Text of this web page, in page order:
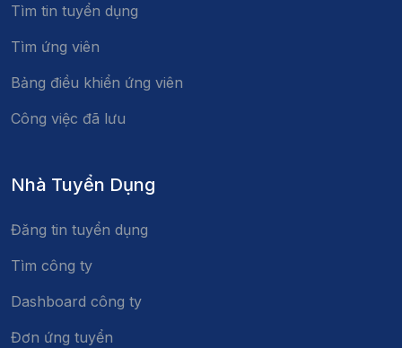
Tìm tin tuyển dụng
Tìm ứng viên
Bảng điều khiển ứng viên
Công việc đã lưu
Nhà Tuyển Dụng
Đăng tin tuyển dụng
Tìm công ty
Dashboard công ty
Đơn ứng tuyển